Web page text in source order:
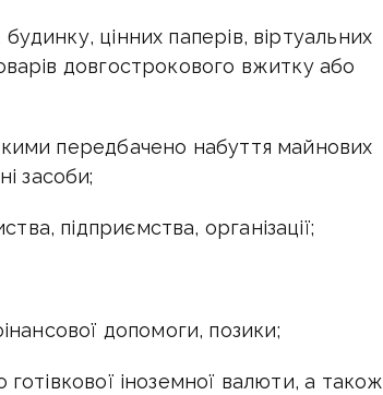
цінних паперів, віртуальних
довгострокового вжитку або
передбачено набуття майнових
засоби;
підприємства, організації;
допомоги, позики;
готівкової іноземної валюти, а також